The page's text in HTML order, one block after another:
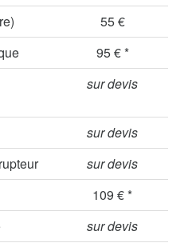
55 €
95 € *
sur devis
sur devis
sur devis
109 € *
sur devis